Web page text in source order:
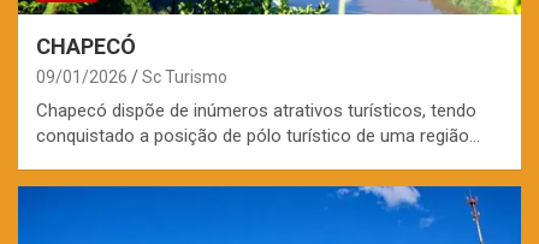
CHAPECÓ
09/01/2026 Sc Turismo
Chapecó dispõe de inúmeros atrativos turísticos, tendo
conquistado a posição de pólo turístico de uma região…